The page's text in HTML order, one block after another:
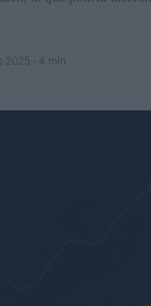
2025 · 4 min